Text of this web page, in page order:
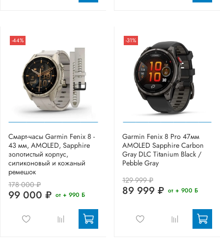
-44%
Смарт-часы Garmin Fenix 8 -
43 мм, AMOLED, Sapphire
золотистый корпус,
силиконовый и кожаный
ремешок
178 000 ₽
99 000 ₽ от + 990 Б
-31%
Garmin Fenix 8 Pro 47мм
AMOLED Sapphire Carbon
Gray DLC Titanium Black /
Pebble Gray
129 999 ₽
89 999 ₽ от + 900 Б